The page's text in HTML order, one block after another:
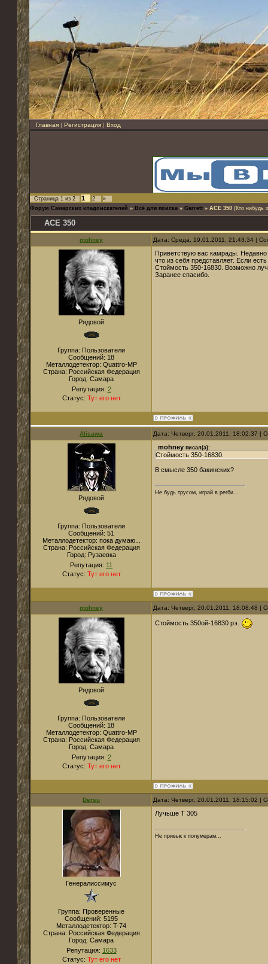
Главная | Регистрация | Вход
Страница 1 из 2 1 2
»
Форум Самарских кладоискателей » Всё для поиска » Garrett » ACE 350 (Кто нибудь
ACE 350
mohney Дата: Среда, 19.01.2011, 21:43:34 |
Рядовой
Группа: Пользователи
Сообщений: 18
Металлодетектор: Quattro-MP
Страна: Российская Федерация
Город: Самара
Репутация: 2
Статус: Тут его нет
Приветствую вас камрады. Недавно
что из себя представляет. Если
Стоймость 350-16830. Возможно
Заранее спасибо.
Alisawa Дата: Четверг, 20.01.2011, 18:02:37 |
Рядовой
Группа: Пользователи
Сообщений: 51
Металлодетектор: пока думаю...
Страна: Российская Федерация
Город: Рузаевка
Репутация: 11
Статус: Тут его нет
mohney писал(а):
Стоймость 350-16830.
В смысле 350 бакинских?
Не будь трусом, играй в регби...
mohney Дата: Четверг, 20.01.2011, 18:08:48 |
Рядовой
Группа: Пользователи
Сообщений: 18
Металлодетектор: Quattro-MP
Страна: Российская Федерация
Город: Самара
Репутация: 2
Статус: Тут его нет
Стоймость 350ой-16830 рэ.
Dersu Дата: Четверг, 20.01.2011, 18:15:02 |
Генералиссимус
Группа: Проверенные
Сообщений: 5195
Металлодетектор: T-74
Страна: Российская Федерация
Город: Самара
Репутация: 1633
Статус: Тут его нет
Лучьше Т 305
Не привык к полумерам...